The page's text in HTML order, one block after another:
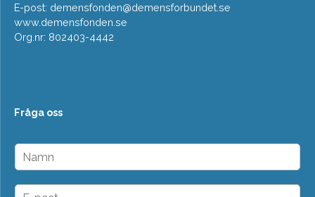
E-post: demensfonden@demensforbundet.se
www.demensfonden.se
Org.nr: 802403-4442
Fråga oss
N
m
n
E